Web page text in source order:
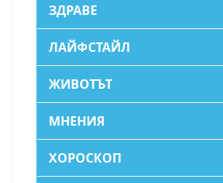
ЗДРАВЕ
ЛАЙФСТАЙЛ
ЖИВОТЪТ
МНЕНИЯ
ХОРОСКОП